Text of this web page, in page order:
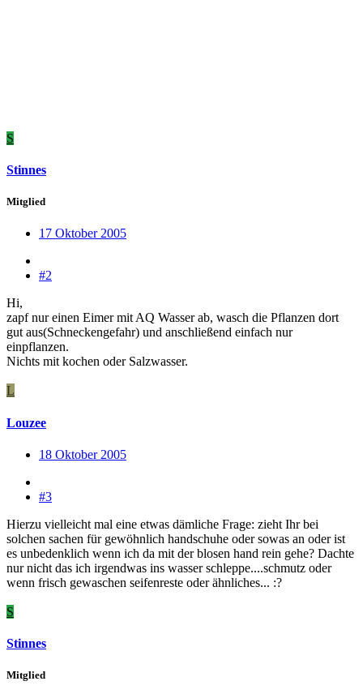
S
Stinnes
Mitglied
17 Oktober 2005
#2
Hi,
zapf nur einen Eimer mit AQ Wasser ab, wasch die Pflanzen dort
gut aus(Schneckengefahr) und anschließend einfach nur
einpflanzen.
Nichts mit kochen oder Salzwasser.
L
Louzee
18 Oktober 2005
#3
Hierzu vielleicht mal eine etwas dämliche Frage: zieht Ihr bei
solchen sachen für gewöhnlich handschuhe oder sowas an oder ist
es unbedenklich wenn ich da mit der blosen hand rein gehe? Dachte
nur nicht das ich irgendwas ins wasser schleppe....schmutz oder
wenn frisch gewaschen seifenreste oder ähnliches... :?
S
Stinnes
Mitglied